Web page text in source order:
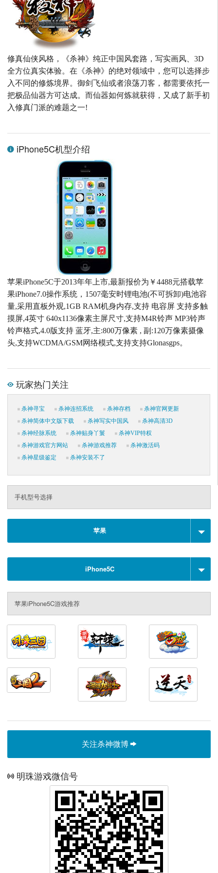
修真仙侠风格，《杀神》纯正中国风套路，写实画风、3D
全方位真实体验。在《杀神》的绝对领域中，您可以选择步
入不同的修炼境界。御剑飞仙或者浪荡刀客，都需要依托一
把极品仙器方可达成。而仙器如何炼就获得，又成了新手初
入修真门派的难题之一!
iPhone5C机型介绍
苹果iPhone5C于2013年年上市,最新报价为￥4488元搭载苹
果iPhone7.0操作系统，1507毫安时锂电池(不可拆卸)电池容
量,采用直板外观,1GB RAM机身内存,支持 电容屏 支持多触
摸屏,4英寸 640x1136像素主屏尺寸,支持M4R铃声 MP3铃声
铃声格式,4.0版支持 蓝牙,主:800万像素 , 副:120万像素摄像
头,支持WCDMA/GSM网络模式,支持支持Glonasgps。
玩家热门关注
杀神寻宝 杀神连招系统 杀神存档
杀神官网更新
杀神简体中文版下载
杀神写实中国风
杀神高清3D
杀神经脉系统
杀神贴身丫鬟
杀神VIP特权
杀神游戏官方网站
杀神游戏推荐
杀神激活码
杀神星级鉴定
杀神安装不了
手机型号选择
苹果
iPhone5C
苹果iPhone5C游戏推荐
关注杀神微博
明珠游戏微信号